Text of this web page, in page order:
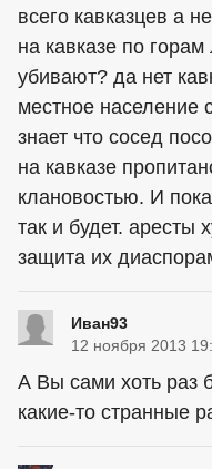
всего кавказцев а
на кавказе по
убивают? да нет
местное население
знает что сосед
на кавказе
клановостью. И
так и будет. аресты
защита их
Иван93
12 ноября 2013
А Вы сами хоть раз
какие-то странные